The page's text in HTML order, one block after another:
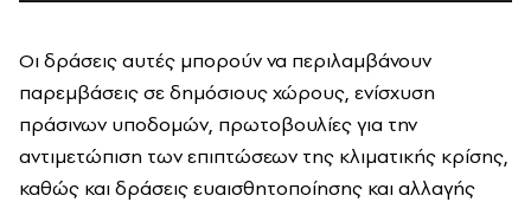
Οι δράσεις αυτές μπορούν να περιλαμβάνουν
παρεμβάσεις σε δημόσιους χώρους, ενίσχυση
πράσινων υποδομών, πρωτοβουλίες για την
αντιμετώπιση των επιπτώσεων της κλιματικής κρίσης,
καθώς και δράσεις ευαισθητοποίησης και αλλαγής